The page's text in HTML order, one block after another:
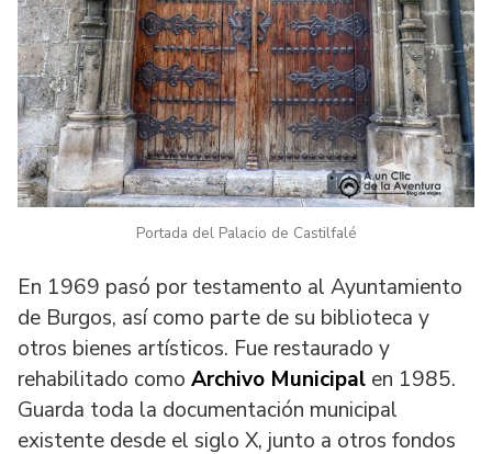
Portada del Palacio de Castilfalé
En 1969 pasó por testamento al Ayuntamiento
de Burgos, así como parte de su biblioteca y
otros bienes artísticos. Fue restaurado y
rehabilitado como Archivo Municipal en 1985.
Guarda toda la documentación municipal
existente desde el siglo X, junto a otros fondos